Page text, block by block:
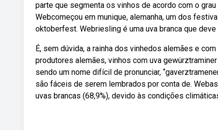
parte que segmenta os vinhos de acordo com o
Webcomeçou em munique, alemanha, um dos
oktoberfest. Webriesling é uma uva branca que
É, sem dúvida, a rainha dos vinhedos alemães e
produtores alemães, vinhos com uva
sendo um nome difícil de pronunciar,
são fáceis de serem lembrados por conta de.
uvas brancas (68,9%), devido às condições